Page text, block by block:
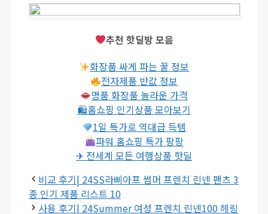
추천 핫딜방 모음
화장품 싸게 파는 꿀 정보
전자제품 반값 정보
명품 화장품 놀라운 가격
🛍홈쇼핑 인기상품 모아보기
1일 특가로 역대급 득템
파워 홈쇼핑 특가 팡팡
✈ 전세계 모든 여행상품 핫딜
비교 후기| 24SS라삐아프 썸머 프렌치 린넨 팬츠 3
종 인기 제품 리스트 10
사용 후기| 24Summer 여성 프렌치 린넨100 헤링